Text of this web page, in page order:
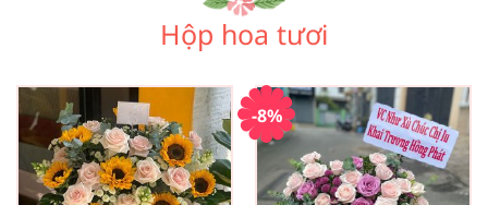
Hộp hoa tươi
-8%